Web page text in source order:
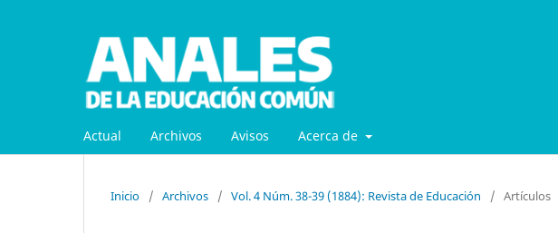
Actual Archivos Avisos Acerca de
Inicio / Archivos / Vol. 4 Núm. 38-39 (1884): Revista de Educación / Artículos